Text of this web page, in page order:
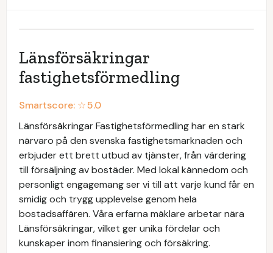
Länsförsäkringar
fastighetsförmedling
Smartscore: ☆5.0
Länsförsäkringar Fastighetsförmedling har en stark
närvaro på den svenska fastighetsmarknaden och
erbjuder ett brett utbud av tjänster, från värdering
till försäljning av bostäder. Med lokal kännedom och
personligt engagemang ser vi till att varje kund får en
smidig och trygg upplevelse genom hela
bostadsaffären. Våra erfarna mäklare arbetar nära
Länsförsäkringar, vilket ger unika fördelar och
kunskaper inom finansiering och försäkring.